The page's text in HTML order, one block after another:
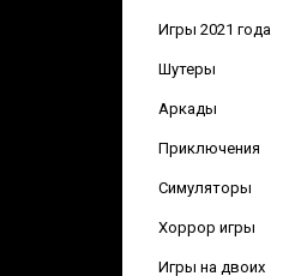
Игры 2021 года
Шутеры
Аркады
Приключения
Симуляторы
Хоррор игры
Игры на двоих